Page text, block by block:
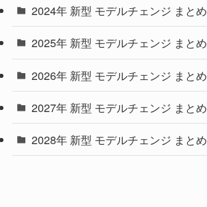
(4)
(9)
(4)
(1)
2024年 新型 モデルチェンジ まとめ
2025年 新型 モデルチェンジ まとめ
2026年 新型 モデルチェンジ まとめ
2027年 新型 モデルチェンジ まとめ
2028年 新型 モデルチェンジ まとめ